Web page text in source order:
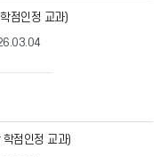
점인정 교과)
점인정 교과)